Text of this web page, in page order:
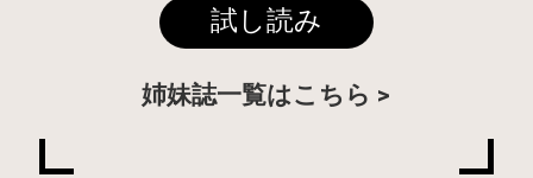
試し読み
姉妹誌一覧はこちら